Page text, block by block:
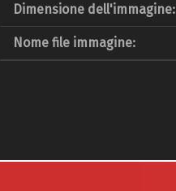
Dimensione dell'immagine:
Nome file immagine: